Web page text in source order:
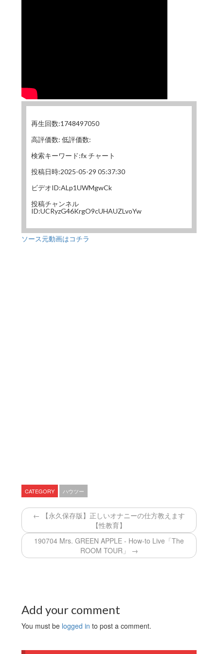
再生回数:1748497050
高評価数: 低評価数:
検索キーワード:fx チャート
投稿日時:2025-05-29 05:37:30
ビデオID:ALp1UWMgwCk
投稿チャンネル
ID:UCRyzG46KrgO9cUHAUZLvoYw
ソース元動画はコチラ
CATEGORY ハウツー
← 【永久保存版】正しいオナニーの仕方教えます
【性教育】
190704 Mrs. GREEN APPLE - How-to Live「The
ROOM TOUR」 →
Add your comment
You must be logged in to post a comment.